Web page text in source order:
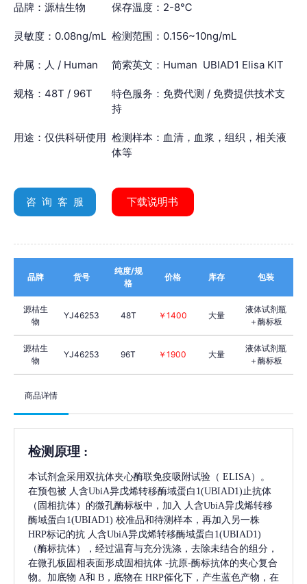
品牌：源桔生物 保存温度：2-8℃
灵敏度：0.08ng/mL 检测范围：0.156~10ng/mL
种属：人 / Human 简索英文：Human UBIAD1 Elisa KIT
规格：48T / 96T
特色服务：免费代测 / 免费提供技术支
持
用途：仅供科研使用 检测样本：血清，血浆，组织，相关液
体等
咨 询 客 服 下载说明书
品牌 货号
纯度/规
格
价格 库存 包装
源桔生
物
YJ46253 48T ￥1400 大量
液体试剂瓶
＋酶标板
源桔生
物
YJ46253 96T ￥1900 大量
液体试剂瓶
＋酶标板
商品详情
检测原理 :
本试剂盒采用双抗体夹心酶联免疫吸附试验（ ELISA）。
在预包被 人含UbiA异戊烯转移酶域蛋白1(UBIAD1)止抗体
（固相抗体）的微孔酶标板中，加入 人含UbiA异戊烯转移
酶域蛋白1(UBIAD1) 校准品和待测样本，再加入另一株
HRP标记的抗 人含UbiA异戊烯转移酶域蛋白1(UBIAD1)
（酶标抗体），经过温育与充分洗涤，去除未结合的组分，
在微孔板固相表面形成固相抗体 -抗原-酶标抗体的夹心复合
物。加底物 A和 B，底物在 HRP催化下，产生蓝色产物，在